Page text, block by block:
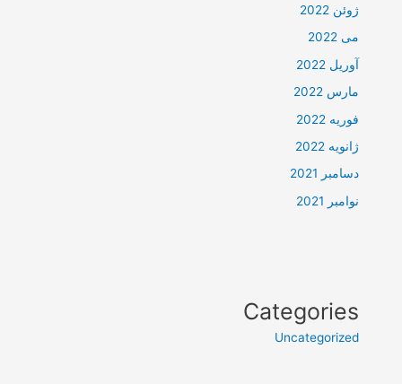
ژوئن 2022
می 2022
آوریل 2022
مارس 2022
فوریه 2022
ژانویه 2022
دسامبر 2021
نوامبر 2021
Categories
Uncategorized